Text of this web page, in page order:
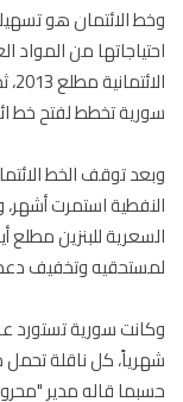
الائتمان هو تسهيلات
من المواد
تخطط لفتح خط ائتماني
توقف الخط
استمرت أشهر،
وتخفيف دعم
سورية تستورد عبر
كل ناقلة تحمل
قاله مدير